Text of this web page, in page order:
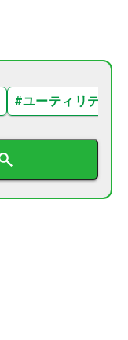
#ユーティリティ